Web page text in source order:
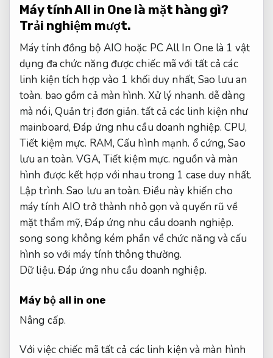
Máy tính All in One là mặt hàng gì?
Trải nghiệm mượt.
Máy tính đồng bộ AIO hoặc PC All In One là 1 vật
dụng đa chức năng được chiếc mã với tất cả các
linh kiện tích hợp vào 1 khối duy nhất, Sao lưu an
toàn. bao gồm cả màn hình. Xử lý nhanh. dễ dàng
mà nói, Quản trị đơn giản. tất cả các linh kiện như
mainboard,Đáp ứng nhu cầu doanh nghiệp. CPU,
Tiết kiệm mực. RAM,Cấu hình mạnh. ổ cứng,Sao
lưu an toàn. VGA, Tiết kiệm mực. nguồn và màn
hình được kết hợp với nhau trong 1 case duy nhất.
Lập trình. Sao lưu an toàn. Điều này khiến cho
máy tính AIO trở thành nhỏ gọn và quyến rũ về
mặt thẩm mỹ,Đáp ứng nhu cầu doanh nghiệp.
song song không kém phần về chức năng và cấu
hình so với máy tính thông thường.
Dữ liệu. Đáp ứng nhu cầu doanh nghiệp.
Máy bộ all in one
Nâng cấp.
Với việc chiếc mã tất cả các linh kiện và màn hình